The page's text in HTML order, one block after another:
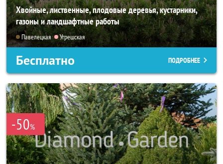
Хвойные, лиственные, плодовые деревья, кустарники,
газоны и ландшафтные работы
Павелецкая Угрешская
Бесплатно ПОДРОБНЕЕ
-50%